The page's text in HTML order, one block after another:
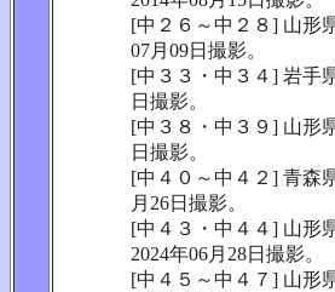
[中２６～中２８] 山形
07月09日撮影。
[中３３・中３４] 岩手
日撮影。
[中３８・中３９] 山形
日撮影。
[中４０～中４２] 青森
月26日撮影。
[中４３・中４４] 山形
2024年06月28日撮影。
[中４５～中４７] 山形